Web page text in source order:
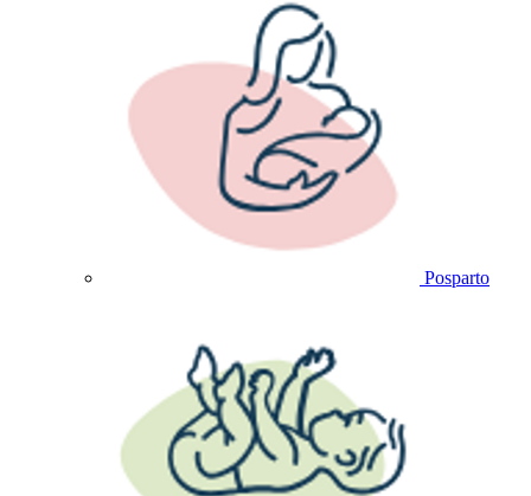
Posparto